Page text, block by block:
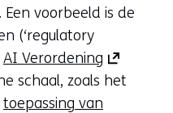
voorbeeld is de
(‘regulatory
AI Verordening (opent
in
schaal, zoals het
toepassing van